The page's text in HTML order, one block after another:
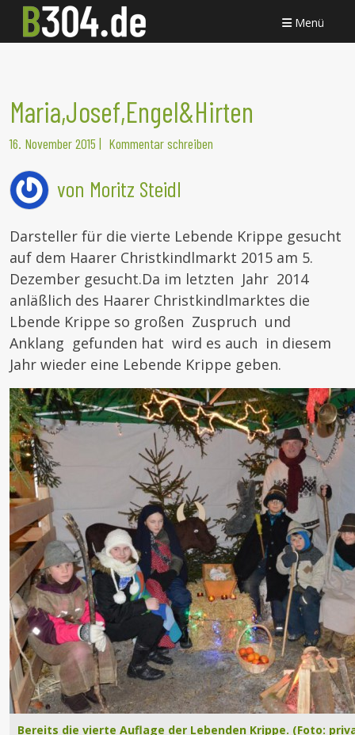
Menü
Maria,Josef,Engel&Hirten
16. November 2015| Kommentar schreiben
von Moritz Steidl
Darsteller für die vierte Lebende Krippe gesucht
auf dem Haarer Christkindlmarkt 2015 am 5.
Dezember gesucht.Da im letzten Jahr 2014
anläßlich des Haarer Christkindlmarktes die
Lbende Krippe so großen Zuspruch und
Anklang gefunden hat wird es auch in diesem
Jahr wieder eine Lebende Krippe geben.
Bereits die vierte Auflage der Lebenden Krippe. (Foto: